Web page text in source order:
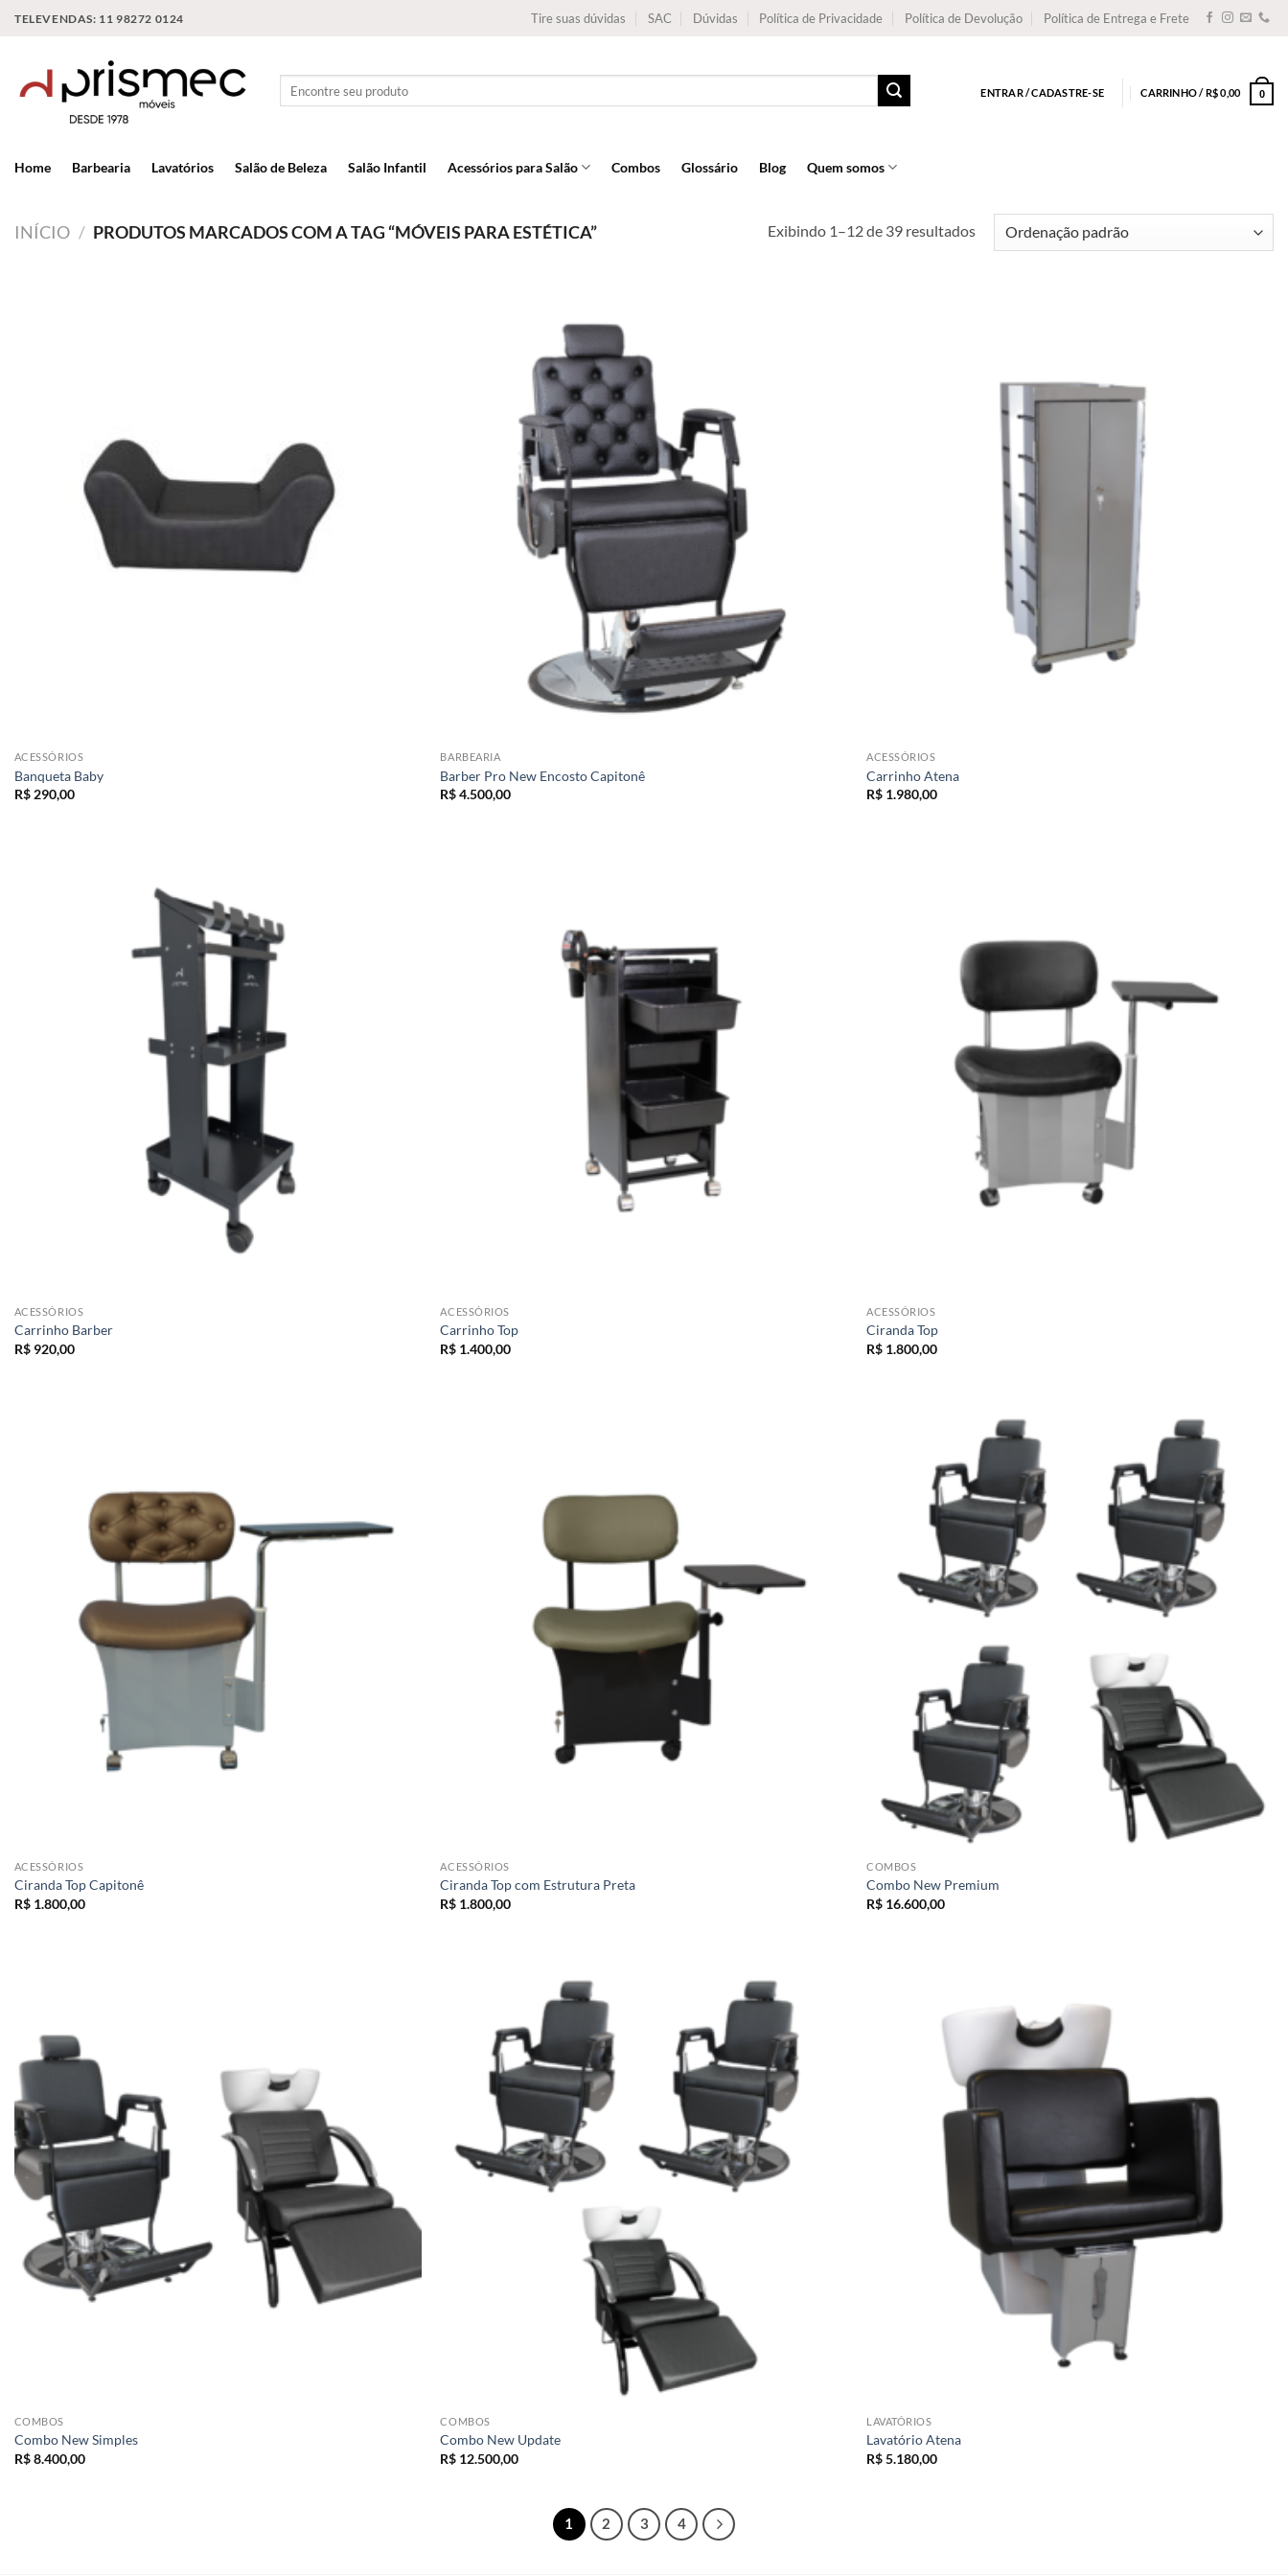
SkipTELEVENDAS: 11 98272 0124 Tire suas dúvidas SAC Dúvidas Política de Privacidade Política de Devolução Política de Entrega e Frete
ENTRAR / CADASTRE-SE CARRINHO /R$0,00 0
Home Barbearia Lavatórios Salão de Beleza Salão Infantil Acessórios para Salão Combos Glossário Blog Quem somos
INÍCIO / PRODUTOS MARCADOS COM A TAG “MÓVEIS PARA ESTÉTICA” Exibindo 1–12 de 39 resultados
ACESSÓRIOS
Banqueta Baby
R$290,00
BARBEARIA
Barber Pro New Encosto Capitonê
R$4.500,00
ACESSÓRIOS
Carrinho Atena
R$ 1.980,00
ACESSÓRIOS
Carrinho Barber
R$920,00
ACESSÓRIOS
Carrinho Top
R$ 1.400,00
ACESSÓRIOS
Ciranda Top
R$ 1.800,00
ACESSÓRIOS
Ciranda Top Capitonê
R$1.800,00
ACESSÓRIOS
Ciranda Top com Estrutura Preta
R$ 1.800,00
wishlist
COMBOS
Combo New Premium
R$ 16.600,00
COMBOS
Combo New Simples
R$8.400,00
Add to
COMBOS
Combo New Update
R$ 12.500,00
LAVATÓRIOS
Lavatório Atena
R$5.180,00
1 2 3 4